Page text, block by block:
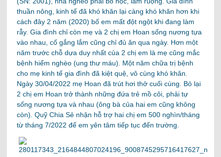
thuần nông, kinh tế đã khó khăn lại càng khó khăn hơn khi
cách đây 2 năm (2020) bố em mất đột ngột khi đang làm
rẫy. Gia đình chỉ còn mẹ và 2 chị em Hoan sống nương tựa
vào nhau, cố gắng lắm cũng chỉ đủ ăn qua ngày. Hơn một
năm trước chỗ dựa duy nhất của 2 chị em là mẹ cũng mắc
bệnh hiểm nghèo (ung thư máu). Một năm chữa trị bệnh
cho mẹ kinh tế gia đình đã kiệt quệ, vô cùng khó khăn.
Ngày 30/04/2022 mẹ Hoan đã trút hơi thở cuối cùng. Bỏ lại
2 chị em Hoan trở thành những đứa trẻ mồ côi, phải tự
sống nương tựa và nhau (ông bà của hai em cũng không
còn). Quỹ Chia Sẻ nhận hỗ trợ hai chị em 500 nghìn/tháng
từ tháng 7/2022 để em yên tâm tiếp tục đến trường.